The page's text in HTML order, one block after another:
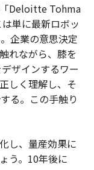
「Deloitte Tohma
単に最新ロボッ
企業の意思決定
れながら、膝を
ザインするワー
しく理解し、そ
る。この手触り
し、量産効果に
う。10年後に